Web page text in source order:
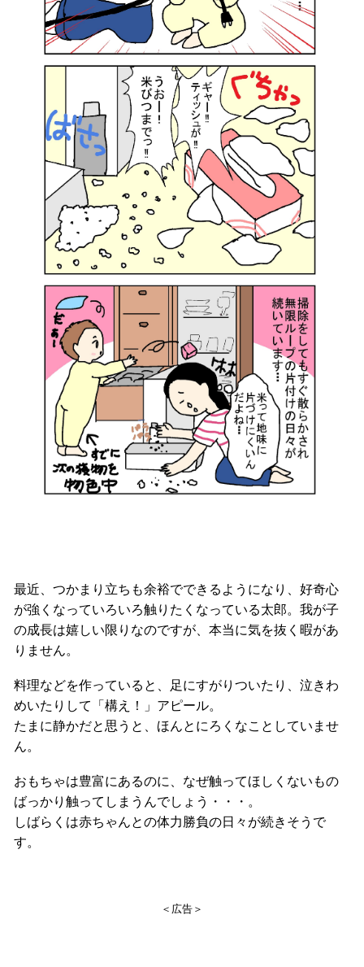
最近、つかまり立ちも余裕でできるようになり、好奇心
が強くなっていろいろ触りたくなっている太郎。我が子
の成長は嬉しい限りなのですが、本当に気を抜く暇があ
りません。
料理などを作っていると、足にすがりついたり、泣きわ
めいたりして「構え！」アピール。
たまに静かだと思うと、ほんとにろくなことしていませ
ん。
おもちゃは豊富にあるのに、なぜ触ってほしくないもの
ばっかり触ってしまうんでしょう・・・。
しばらくは赤ちゃんとの体力勝負の日々が続きそうで
す。
＜広告＞